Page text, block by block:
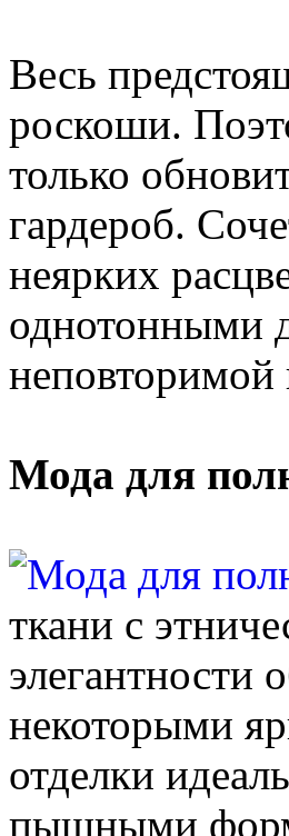
Весь
роскоши.
только
гардероб.
неярких
однотонными
Мода для
ткани с
элегантности
некоторыми
отделки
пышными